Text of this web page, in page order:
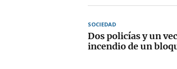
SOCIEDAD
Dos policías y un
incendio de un